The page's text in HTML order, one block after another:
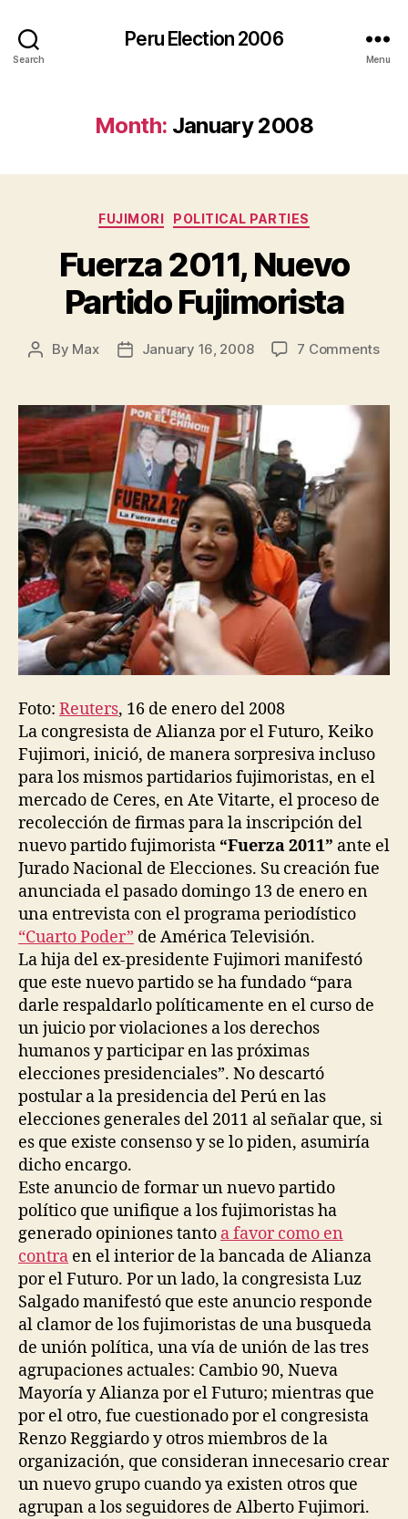
Search
Peru Election 2006
Menu
Month: January 2008
Categories
FUJIMORI POLITICAL PARTIES
Fuerza 2011, Nuevo
Partido Fujimorista
Post
By Max
PostJanuary 16, 2008 7 Commentson
Foto: Reuters, 16 de enero del 2008
La congresista de Alianza por el Futuro, Keiko
Fujimori, inició, de manera sorpresiva incluso
para los mismos partidarios fujimoristas, en el
mercado de Ceres, en Ate Vitarte, el proceso de
recolección de firmas para la inscripción del
nuevo partido fujimorista “Fuerza 2011” ante el
Jurado Nacional de Elecciones. Su creación fue
anunciada el pasado domingo 13 de enero en
una entrevista con el programa periodístico
“Cuarto Poder” de América Televisión.
La hija del ex-presidente Fujimori manifestó
que este nuevo partido se ha fundado “para
darle respaldarlo políticamente en el curso de
un juicio por violaciones a los derechos
humanos y participar en las próximas
elecciones presidenciales”. No descartó
postular a la presidencia del Perú en las
elecciones generales del 2011 al señalar que, si
es que existe consenso y se lo piden, asumiría
dicho encargo.
Este anuncio de formar un nuevo partido
político que unifique a los fujimoristas ha
generado opiniones tanto a favor como en
contra en el interior de la bancada de Alianza
por el Futuro. Por un lado, la congresista Luz
Salgado manifestó que este anuncio responde
al clamor de los fujimoristas de una busqueda
de unión política, una vía de unión de las tres
agrupaciones actuales: Cambio 90, Nueva
Mayoría y Alianza por el Futuro; mientras que
por el otro, fue cuestionado por el congresista
Renzo Reggiardo y otros miembros de la
organización, que consideran innecesario crear
un nuevo grupo cuando ya existen otros que
agrupan a los seguidores de Alberto Fujimori.